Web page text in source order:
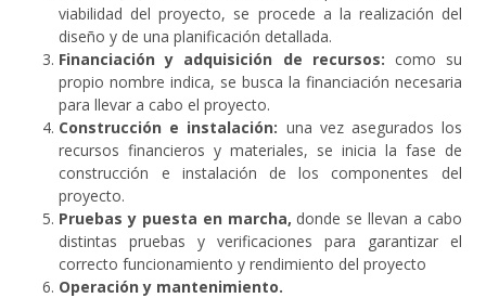
viabilidad del proyecto, se procede a la realización del
diseño y de una planificación detallada.
Financiación y adquisición de recursos: como su
propio nombre indica, se busca la financiación necesaria
para llevar a cabo el proyecto.
Construcción e instalación: una vez asegurados los
recursos financieros y materiales, se inicia la fase de
construcción e instalación de los componentes del
proyecto.
Pruebas y puesta en marcha, donde se llevan a cabo
distintas pruebas y verificaciones para garantizar el
correcto funcionamiento y rendimiento del proyecto
Operación y mantenimiento.